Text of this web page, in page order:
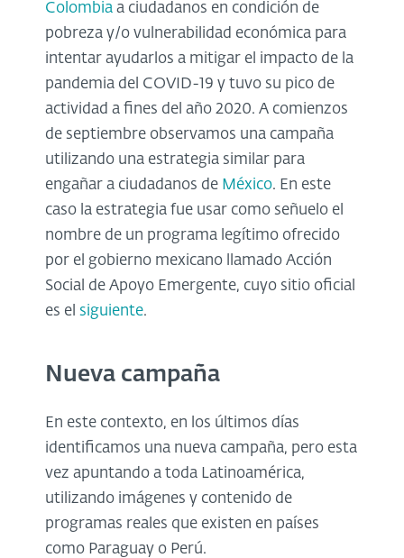
Colombia a ciudadanos en condición de
pobreza y/o vulnerabilidad económica para
intentar ayudarlos a mitigar el impacto de la
pandemia del COVID-19 y tuvo su pico de
actividad a fines del año 2020. A comienzos
de septiembre observamos una campaña
utilizando una estrategia similar para
engañar a ciudadanos de México. En este
caso la estrategia fue usar como señuelo el
nombre de un programa legítimo ofrecido
por el gobierno mexicano llamado Acción
Social de Apoyo Emergente, cuyo sitio oficial
es el siguiente.
Nueva campaña
En este contexto, en los últimos días
identificamos una nueva campaña, pero esta
vez apuntando a toda Latinoamérica,
utilizando imágenes y contenido de
programas reales que existen en países
como Paraguay o Perú.